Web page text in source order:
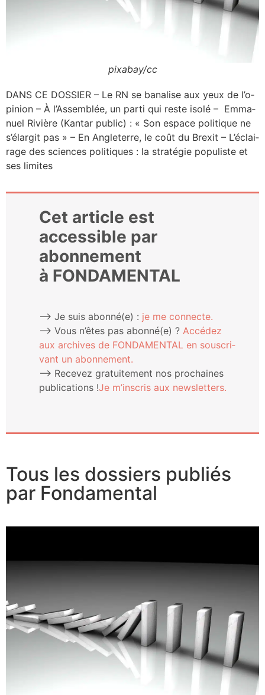
pixabay/cc
DANS CE DOSSIER – Le RN se bana­lise aux yeux de l’o­
pi­nion – À l’As­sem­blée, un par­ti qui reste iso­lé – Emma­
nuel Rivière (Kan­tar public) : « Son espace poli­tique ne
s’é­lar­git pas » – En Angle­terre, le coût du Brexit – L’é­clai­
rage des sciences poli­tiques : la stra­té­gie popu­liste et
ses limites
Cet article est
accessible par
abonnement
à FONDAMENTAL
⟶ Je suis abonné(e) : je me connecte.
⟶ Vous n’êtes pas abonné(e) ? Accé­dez
aux archives de FONDAMENTAL en sous­cri­
vant un abonnement.
⟶ Rece­vez gra­tui­te­ment nos pro­chaines
publi­ca­tions !Je m’ins­cris aux newsletters.
Tous les dossiers publiés
par Fondamental